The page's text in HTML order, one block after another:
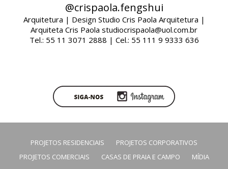
@crispaola.fengshui
Arquitetura | Design Studio Cris Paola Arquitetura |
Arquiteta Cris Paola studiocrispaola@uol.com.br
Tel.: 55 11 3071 2888 | Cel.: 55 111 9 9333 636
PROJETOS RESIDENCIAIS
PROJETOS CORPORATIVOS
PROJETOS COMERCIAIS
CASAS DE PRAIA E CAMPO
MÍDIA